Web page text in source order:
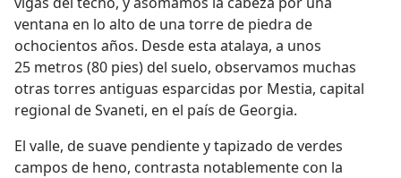
ventana en lo alto de una torre de piedra de
ochocientos años. Desde esta atalaya, a unos
25 metros (80 pies) del suelo, observamos muchas
otras torres antiguas esparcidas por Mestia, capital
regional de Svaneti, en el país de Georgia.
El valle, de suave pendiente y tapizado de verdes
campos de heno, contrasta notablemente con la